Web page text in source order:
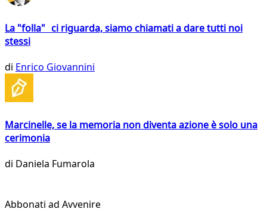
La "folla" ci riguarda, siamo chiamati a dare tutti noi
stessi
di Enrico Giovannini
Marcinelle, se la memoria non diventa azione è solo una
cerimonia
di Daniela Fumarola
Abbonati ad Avvenire